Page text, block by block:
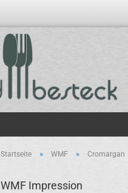
Startseite » WMF » Cromargan
WMF Impression